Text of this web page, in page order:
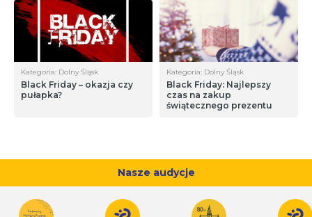
Kategoria: Dolny Śląsk
Black Friday – okazja czy
pułapka?
Kategoria: Dolny Śląsk
Black Friday: Najlepszy
czas na zakup
świątecznego prezentu
Nasze audycje